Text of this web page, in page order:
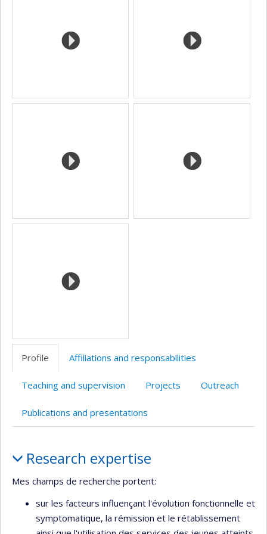
Profile Affiliations and responsabilities
Teaching and supervision Projects Outreach
Publications and presentations
Research expertise
Mes champs de recherche portent:
sur les facteurs influençant l'évolution fonctionnelle et
symptomatique, la rémission et le rétablissement